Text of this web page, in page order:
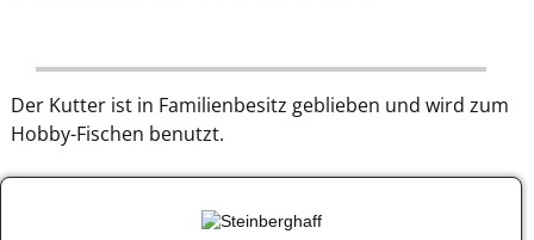
Der Kutter ist in Familienbesitz geblieben und wird zum
Hobby-Fischen benutzt.